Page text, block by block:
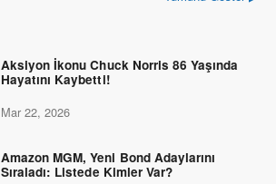
Aksiyon İkonu Chuck Norris 86 Yaşında
Hayatını Kaybetti!
Mar 22, 2026
Amazon MGM, Yeni Bond Adaylarını
Sıraladı: Listede Kimler Var?